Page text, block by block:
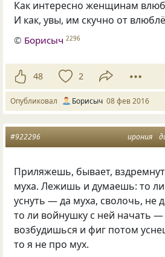
Как интересно женщинам
И как, увы, им скучно от
© Борисыч 2296
48 2
Опубликовал Борисыч 08 фев 2016
ирония
#922296
Приляжешь, бывает,
муха. Лежишь и думаешь: то ли
уснуть — да муха, сволочь, не
то ли войнушку с ней начать —
возбудишься и фиг потом
то я не про мух.